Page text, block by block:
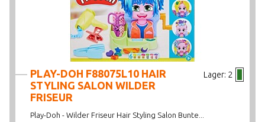
Lager: 2
PLAY-DOH F88075L10 HAIR
STYLING SALON WILDER
FRISEUR
Play-Doh - Wilder Friseur Hair Styling Salon Bunte...